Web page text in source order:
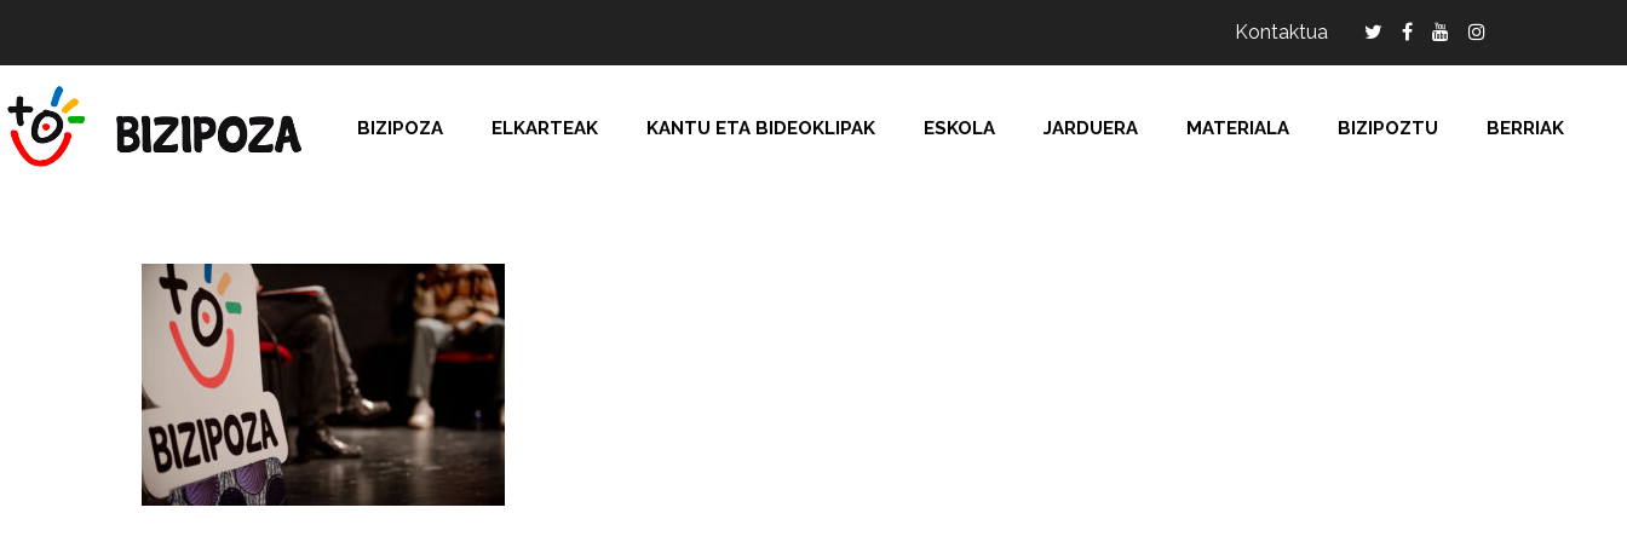
Kontaktua
BIZIPOZA ELKARTEAK KANTU ETA BIDEOKLIPAK ESKOLA JARDUERA MATERIALA BIZIPOZTU BERRIAK